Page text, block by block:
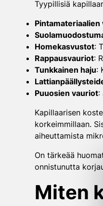
Tyypillisiä
Pintamateriaalien
Homekasvustot:
Rappausvauriot:
Tunkkainen haju:
Puuosien vauriot:
Kapillaarisen
korkeimmillaan.
aiheuttamista
On tärkeää
onnistunutta
Miten